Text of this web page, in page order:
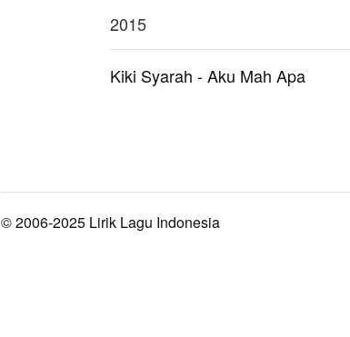
2015
Kiki Syarah - Aku Mah Apa
© 2006-2025 Lirik Lagu Indonesia